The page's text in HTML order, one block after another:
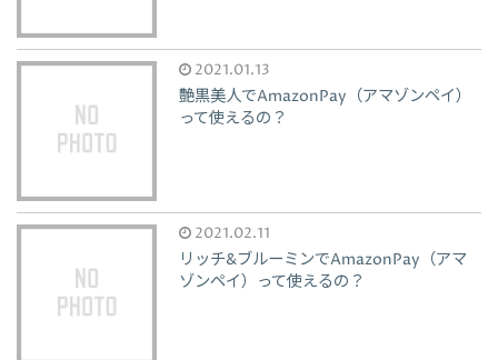
2021.01.13
艶黒美人でAmazonPay（アマゾンペイ）
って使えるの？
2021.02.11
リッチ&ブルーミンでAmazonPay（アマ
ゾンペイ）って使えるの？